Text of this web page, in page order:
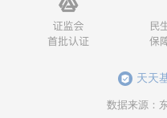
天天
数据来源：